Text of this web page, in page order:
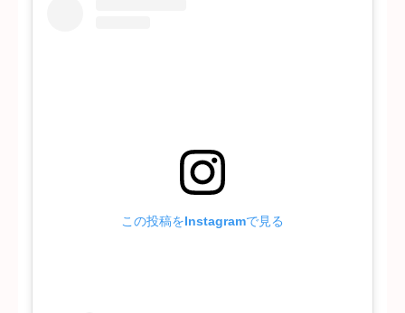
この投稿をInstagramで見る